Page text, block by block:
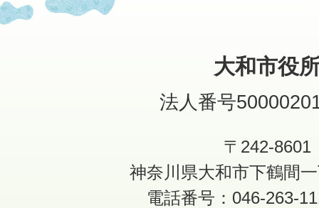
大和市役
法人番号
〒242-8601
神奈川県大和市下鶴間
電話番号：046-263-